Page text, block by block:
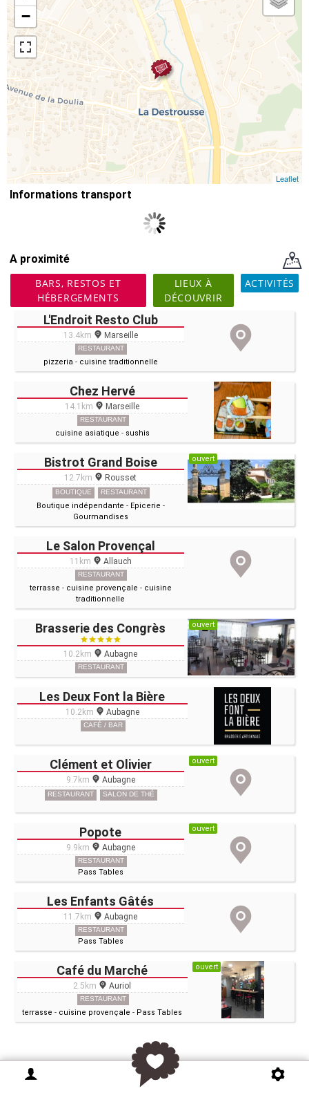
−
Leaflet
Informations transport
A proximité
BARS, RESTOS ET
HÉBERGEMENTS
LIEUX À
DÉCOUVRIR
ACTIVITÉS
L'Endroit Resto Club
13.4km Marseille
RESTAURANT
pizzeria - cuisine traditionnelle
Chez Hervé
14.1km Marseille
RESTAURANT
cuisine asiatique - sushis
Bistrot Grand Boise
12.7km Rousset
BOUTIQUE RESTAURANT
Boutique indépendante - Epicerie -
Gourmandises
ouvert
Le Salon Provençal
11km Allauch
RESTAURANT
terrasse - cuisine provençale - cuisine
traditionnelle
Brasserie des Congrès
10.2km Aubagne
RESTAURANT
ouvert
Les Deux Font la Bière
10.2km Aubagne
CAFÉ / BAR
Clément et Olivier
9.7km Aubagne
RESTAURANT SALON DE THÉ
ouvert
Popote
9.9km Aubagne
RESTAURANT
Pass Tables
ouvert
Les Enfants Gâtés
11.7km Aubagne
RESTAURANT
Pass Tables
Café du Marché
2.5km Auriol
RESTAURANT
terrasse - cuisine provençale - Pass Tables
ouvert